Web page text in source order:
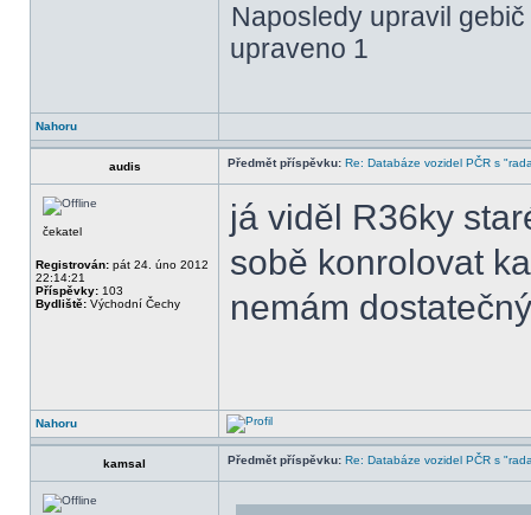
Naposledy upravil
upraveno 1
Nahoru
audis Předmět příspěvku: Re: Databáze vozidel PČR s
čekatel
Registrován: pát 24. úno 2012
22:14:21
Příspěvky: 103
Bydliště: Východní Čechy
já viděl R36ky
sobě konrolovat
nemám
Nahoru
kamsal Předmět příspěvku: Re: Databáze vozidel PČR s